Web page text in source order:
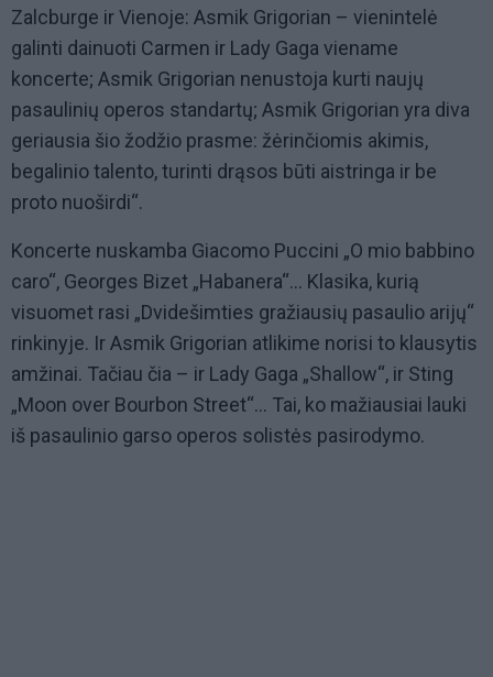
Zalcburge ir Vienoje: Asmik Grigorian – vienintelė
galinti dainuoti Carmen ir Lady Gaga viename
koncerte; Asmik Grigorian nenustoja kurti naujų
pasaulinių operos standartų; Asmik Grigorian yra diva
geriausia šio žodžio prasme: žėrinčiomis akimis,
begalinio talento, turinti drąsos būti aistringa ir be
proto nuoširdi“.
Koncerte nuskamba Giacomo Puccini „O mio babbino
caro“, Georges Bizet „Habanera“... Klasika, kurią
visuomet rasi „Dvidešimties gražiausių pasaulio arijų“
rinkinyje. Ir Asmik Grigorian atlikime norisi to klausytis
amžinai. Tačiau čia – ir Lady Gaga „Shallow“, ir Sting
„Moon over Bourbon Street“... Tai, ko mažiausiai lauki
iš pasaulinio garso operos solistės pasirodymo.